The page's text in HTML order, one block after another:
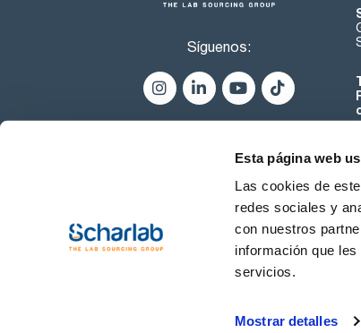
Esta página web
Las cookies de
redes sociales y
con nuestros
información que
servicios.
Mostrar detalles
Síguenos:
Condiciones de uso